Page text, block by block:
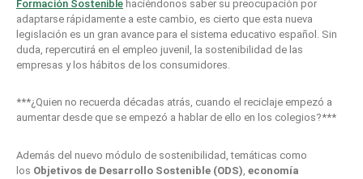
Formación Sostenible haciéndonos saber su preocupación por
adaptarse rápidamente a este cambio, es cierto que esta nueva
legislación es un gran avance para el sistema educativo español. Sin
duda, repercutirá en el empleo juvenil, la sostenibilidad de las
empresas y los hábitos de los consumidores.
***¿Quien no recuerda décadas atrás, cuando el reciclaje empezó a
aumentar desde que se empezó a hablar de ello en los colegios?***
Además del nuevo módulo de sostenibilidad, temáticas como
los Objetivos de Desarrollo Sostenible (ODS), economía